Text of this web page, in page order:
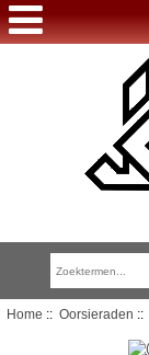
Home :: Oorsieraden ::